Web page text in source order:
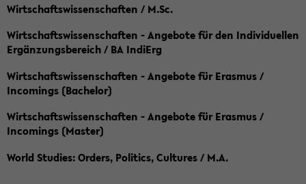
Wirtschaftswissenschaften / M.Sc.
Wirtschaftswissenschaften - Angebote für den Individuellen
Ergänzungsbereich / BA IndiErg
Wirtschaftswissenschaften - Angebote für Erasmus /
Incomings (Bachelor)
Wirtschaftswissenschaften - Angebote für Erasmus /
Incomings (Master)
World Studies: Orders, Politics, Cultures / M.A.